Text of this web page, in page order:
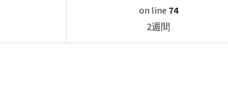
on line 74
2週間